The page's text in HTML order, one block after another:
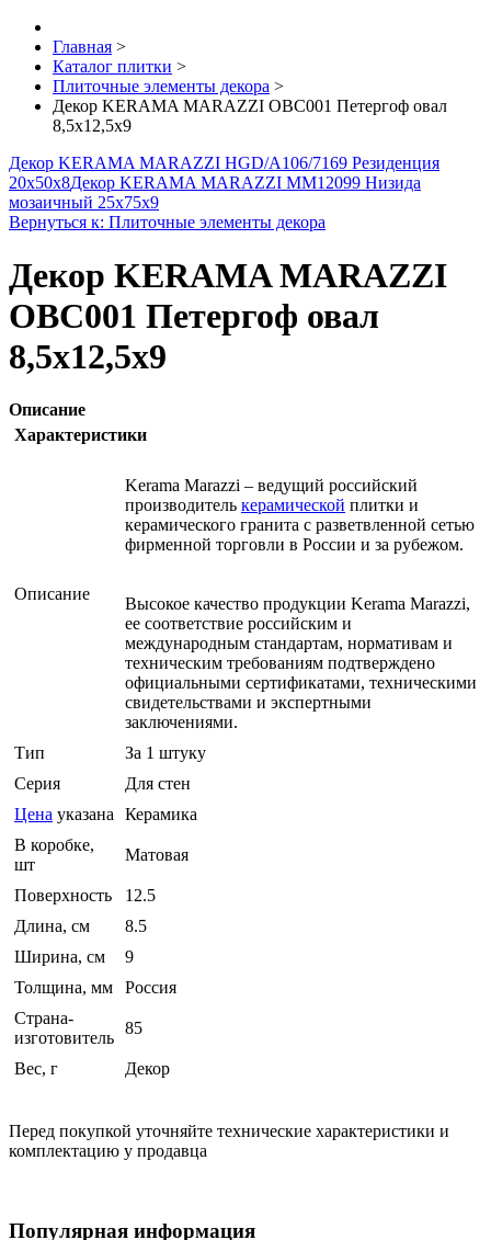
Главная >
Каталог плитки >
Плиточные элементы декора >
Декор KERAMA MARAZZI OBC001 Петергоф овал
8,5х12,5х9
Декор KERAMA MARAZZI HGD/A106/7169 Резиденция
20х50х8Декор KERAMA MARAZZI MM12099 Низида
мозаичный 25х75х9
Вернуться к: Плиточные элементы декора
Декор KERAMA MARAZZI
OBC001 Петергоф овал
8,5х12,5х9
Описание
Характеристики
Описание
Kerama Marazzi – ведущий российский
производитель керамической плитки и
керамического гранита с разветвленной сетью
фирменной торговли в России и за рубежом.
Высокое качество продукции Kerama Marazzi,
ее соответствие российским и
международным стандартам, нормативам и
техническим требованиям подтверждено
официальными сертификатами, техническими
свидетельствами и экспертными
заключениями.
Тип
За 1 штуку
Серия
Для стен
Цена указана Керамика
В коробке,
шт
Матовая
Поверхность
12.5
Длина, см
8.5
Ширина, см
9
Толщина, мм
Россия
Страна-
изготовитель
85
Вес, г Декор
Перед покупкой уточняйте технические характеристики и
комплектацию у продавца
Популярная информация